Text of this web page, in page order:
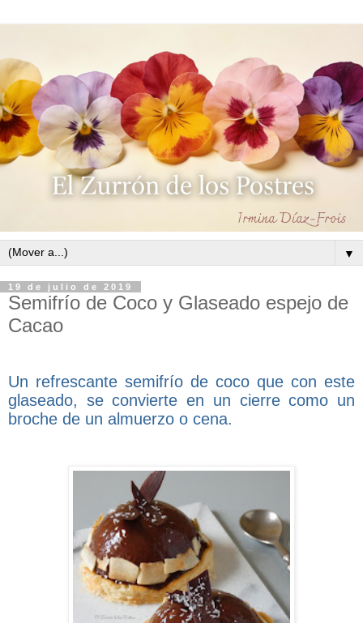
▼
19 de julio de 2019
Semifrío de Coco y Glaseado espejo de
Cacao
Un refrescante semifrío de coco que con este
glaseado, se convierte en un cierre como un
broche de un almuerzo o cena.